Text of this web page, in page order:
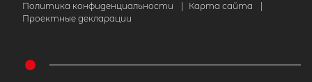
Политика конфиденциальности
Карта сайта
Проектные декларации